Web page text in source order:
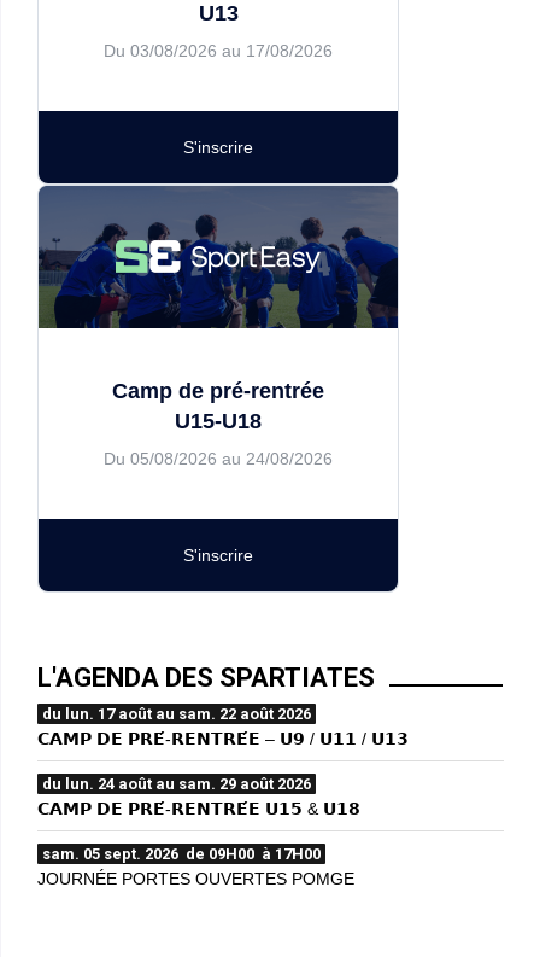
U13
Du 03/08/2026 au 17/08/2026
S'inscrire
Camp de pré-rentrée
U15-U18
Du 05/08/2026 au 24/08/2026
S'inscrire
L'AGENDA DES SPARTIATES
du lun. 17 août au sam. 22 août 2026
𝗖𝗔𝗠𝗣 𝗗𝗘 𝗣𝗥𝗘́-𝗥𝗘𝗡𝗧𝗥𝗘́𝗘 – 𝗨𝟵 / 𝗨𝟭𝟭 / 𝗨𝟭𝟯
du lun. 24 août au sam. 29 août 2026
𝗖𝗔𝗠𝗣 𝗗𝗘 𝗣𝗥𝗘́-𝗥𝗘𝗡𝗧𝗥𝗘́𝗘 𝗨𝟭𝟱 & 𝗨𝟭𝟴
sam. 05 sept. 2026 de 09H00 à 17H00
JOURNÉE PORTES OUVERTES POMGE